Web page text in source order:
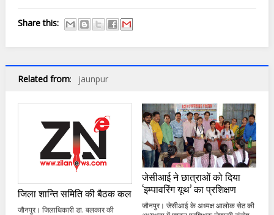
Share this:
Related from: jaunpur
जिला शान्ति समिति की बैठक कल
जौनपुर। जिलाधिकारी डा. बलकार की
जेसीआई ने छात्राओं को दिया
‘इम्पावरिंग यूथ’ का प्रशिक्षण
जौनपुर। जेसीआई के अध्यक्ष आलोक सेठ की